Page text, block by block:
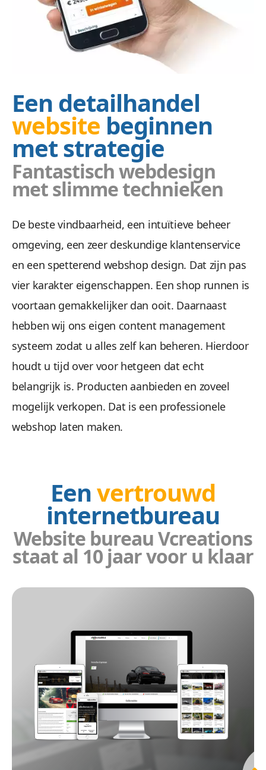
Een detailhandel
website beginnen
met strategie
Fantastisch webdesign
met slimme technieken
De beste vindbaarheid, een intuïtieve beheer
omgeving, een zeer deskundige klantenservice
en een spetterend webshop design. Dat zijn pas
vier karakter eigenschappen. Een shop runnen is
voortaan gemakkelijker dan ooit. Daarnaast
hebben wij ons eigen content management
systeem zodat u alles zelf kan beheren. Hierdoor
houdt u tijd over voor hetgeen dat echt
belangrijk is. Producten aanbieden en zoveel
mogelijk verkopen. Dat is een professionele
webshop laten maken.
Eenvertrouwd
internetbureau
Website bureau Vcreations
staat al 10 jaar voor u klaar